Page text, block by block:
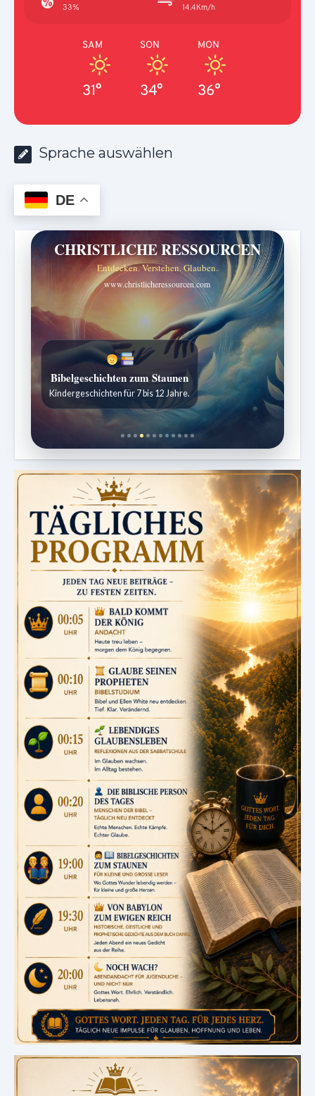
33% 14.4Km/h
SAM
31°
SON
34°
MON
36°
Sprache auswählen
DE
CHRISTLICHE RESSOURCEN
Entdecken. Verstehen. Glauben.
www.christlicheressourcen.com
Bibelgeschichten zum Staunen
Kindergeschichten für 7 bis 12 Jahre.